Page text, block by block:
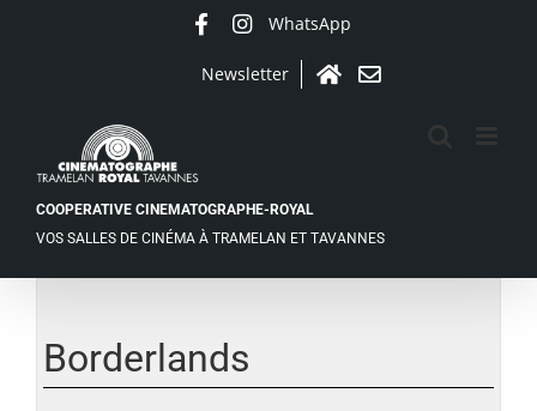
WhatsApp
Newsletter
AccueilContact
COOPERATIVE CINEMATOGRAPHE-ROYAL
VOS SALLES DE CINÉMA À TRAMELAN ET TAVANNES
agrandie
Borderlands